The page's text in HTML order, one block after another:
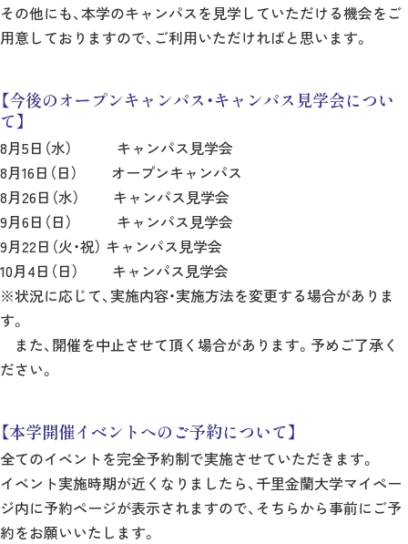
その他にも、本学のキャンパスを見学していただける機会をご
用意しておりますので、ご利用いただければと思います。
【今後のオープンキャンパス・キャンパス見学会につい
て】
8月5日（水） キャンパス見学会
8月16日（日） オープンキャンパス
8月26日（水） キャンパス見学会
9月6日（日） キャンパス見学会
9月22日（火・祝） キャンパス見学会
10月4日（日） キャンパス見学会
※状況に応じて、実施内容・実施方法を変更する場合がありま
す。
また、開催を中止させて頂く場合があります。予めご了承く
ださい。
【本学開催イベントへのご予約について】
全てのイベントを完全予約制で実施させていただきます。
イベント実施時期が近くなりましたら、千里金蘭大学マイペー
ジ内に予約ページが表示されますので、そちらから事前にご予
約をお願いいたします。